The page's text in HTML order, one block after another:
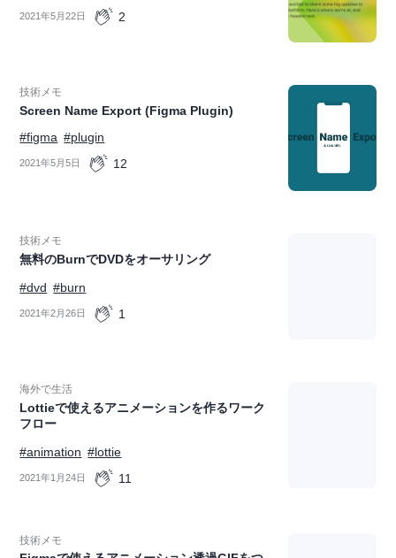
2021年5月22日 2
技術メモ
Screen Name Export (Figma Plugin)
#figma #plugin
2021年5月5日 12
技術メモ
無料のBurnでDVDをオーサリング
#dvd #burn
2021年2月26日 1
海外で生活
Lottieで使えるアニメーションを作るワーク
フロー
#animation #lottie
2021年1月24日 11
技術メモ